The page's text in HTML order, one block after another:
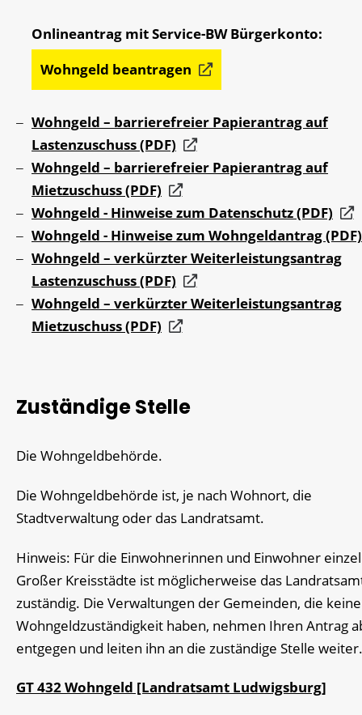
Wohngeld beantragen
Wohngeld – barrierefreier Papierantrag auf
Lastenzuschuss (PDF)
Wohngeld – barrierefreier Papierantrag auf
Mietzuschuss (PDF)
Wohngeld - Hinweise zum Datenschutz (PDF)
Wohngeld - Hinweise zum Wohngeldantrag (PDF)
Wohngeld – verkürzter Weiterleistungsantrag
Lastenzuschuss (PDF)
Wohngeld – verkürzter Weiterleistungsantrag
Mietzuschuss (PDF)
Zuständige Stelle
Die Wohngeldbehörde.
Die Wohngeldbehörde ist, je nach Wohnort, die
Stadtverwaltung oder das Landratsamt.
Hinweis: Für die Einwohnerinnen und Einwohner
Großer Kreisstädte ist möglicherweise das
zuständig. Die Verwaltungen der Gemeinden, die keine
Wohngeldzuständigkeit haben, nehmen Ihren Antrag
entgegen und leiten ihn an die zuständige Stelle weiter.
GT 432 Wohngeld [Landratsamt Ludwigsburg]